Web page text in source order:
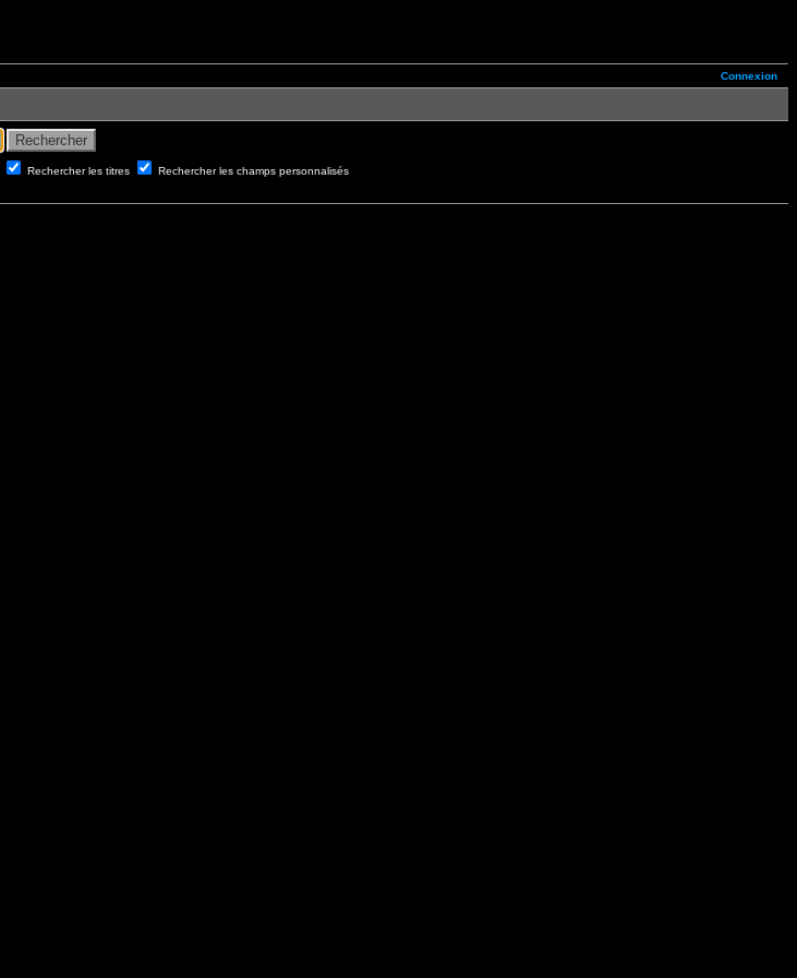
Connexion
Rechercher les titres
Rechercher les champs personnalisés